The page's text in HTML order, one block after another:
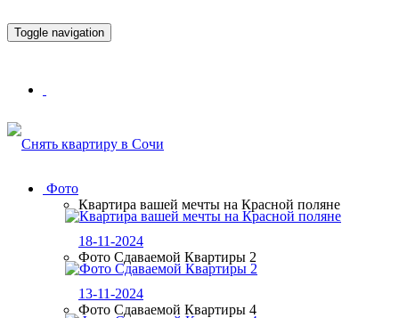
Toggle navigation
Фото
Квартира вашей мечты на Красной поляне
18-11-2024
Фото Сдаваемой Квартиры 2
13-11-2024
Фото Сдаваемой Квартиры 4